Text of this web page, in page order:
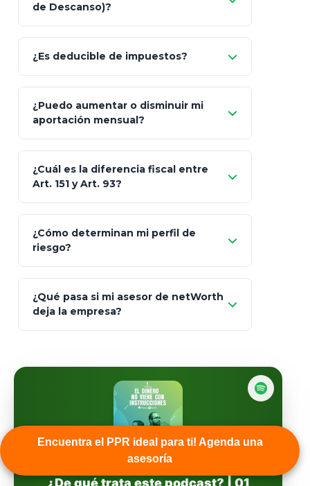
Encuentra el PPR ideal para ti! Agenda una
asesoría
GNP (Proyecta)
Seguros Monterrey
Skandia (Crea)
MetLife (MetaLife)
Prudential
Fintual
Principal
Sura
de Descanso)?
¿Es deducible de impuestos?
¿Puedo aumentar o disminuir mi
aportación mensual?
¿Cuál es la diferencia fiscal entre
Art. 151 y Art. 93?
Art.
93
totalmente
libres de impuestos
¿Cómo determinan mi perfil de
riesgo?
¿Qué pasa si mi asesor de netWorth
deja la empresa?
automáticamente
EL DINERO NO VIENE CON INSTRUCCIONES
¿De qué trata este podcast? | 01